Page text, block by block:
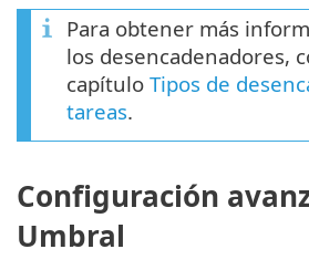
Para obtener más
los desencadenadores,
capítulo Tipos de
tareas.
Configuración
Umbral